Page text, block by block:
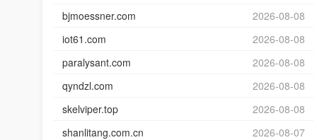
bjmoessner.com
2026-08-08
iot61.com
2026-08-08
paralysant.com
2026-08-08
qyndzl.com
2026-08-08
skelviper.top
2026-08-08
shanlitang.com.cn
2026-08-07